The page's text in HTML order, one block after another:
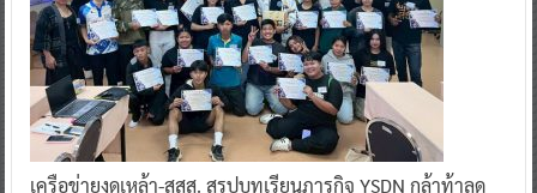
เครือข่ายงดเหล้า-สสส. สรุปบทเรียนภารกิจ YSDN กล้าท้าลด